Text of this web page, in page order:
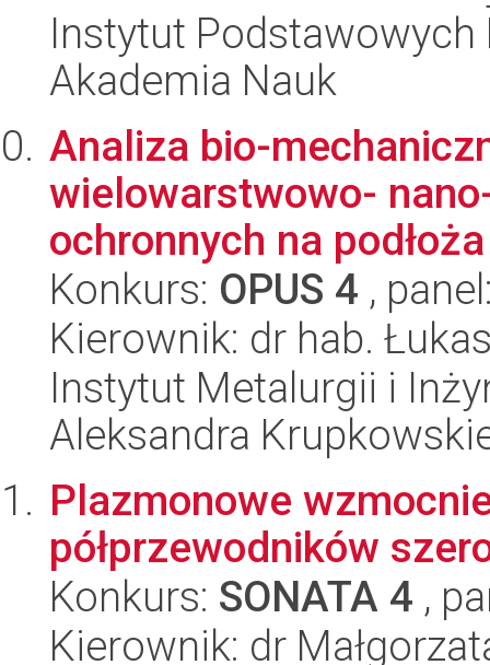
Instytut
Akademia Nauk
Analiza bio-
wielowarstwowo-
ochronnych na
Konkurs: OPUS 4 ,
Kierownik: dr hab.
Instytut Metalurgii i
Aleksandra
Plazmonowe
półprzewodników
Konkurs: SONATA 4 ,
Kierownik: dr